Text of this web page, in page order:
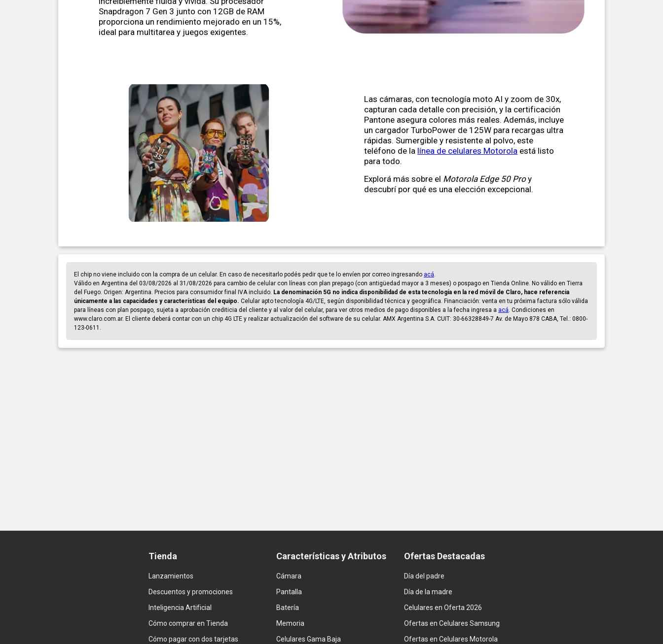
Snapdragon 7 Gen 3 junto con 12GB de RAM
proporciona un rendimiento mejorado en un 15%,
ideal para multitarea y juegos exigentes.
Las cámaras, con tecnología moto AI y zoom de 30x,
capturan cada detalle con precisión, y la certificación
Pantone asegura colores más reales. Además, incluye
un cargador TurboPower de 125W para recargas ultra
rápidas. Sumergible y resistente al polvo, este
teléfono de la línea de celulares Motorola está listo
para todo.
Explorá más sobre el Motorola Edge 50 Proy
descubrí por qué es una elección excepcional.
El chip no viene incluido con la compra de un celular. En caso de necesitarlo podés pedir que te lo envíen por correo ingresando acá.
Válido en Argentina del 03/08/2026 al 31/08/2026 para cambio de celular con líneas con plan prepago (con antigüedad mayor a 3 meses) o pospago en Tienda Online. No válido en Tierra
del Fuego. Origen: Argentina. Precios para consumidor final IVA incluido. La denominación 5G no indica disponibilidad de esta tecnología en la red móvil de Claro, hace referencia
únicamente a las capacidades y características del equipo. Celular apto tecnología 4G/LTE, según disponibilidad técnica y geográfica. Financiación: venta en tu próxima factura sólo válida
para líneas con plan pospago, sujeta a aprobación crediticia del cliente y al valor del celular, para ver otros medios de pago disponibles a la fecha ingresa a acá. Condiciones en
www.claro.com.ar. El cliente deberá contar con un chip 4G LTE y realizar actualización del software de su celular. AMX Argentina S.A. CUIT: 30-66328849-7 Av. de Mayo 878 CABA, Tel.: 0800-
123-0611.
Tienda
Lanzamientos
Descuentos y promociones
Inteligencia Artificial
Cómo comprar en Tienda
Cómo pagar con dos tarjetas
Características y Atributos
Cámara
Pantalla
Batería
Memoria
Celulares Gama Baja
Ofertas Destacadas
Día del padre
Día de la madre
Celulares en Oferta 2026
Ofertas en Celulares Samsung
Ofertas en Celulares Motorola